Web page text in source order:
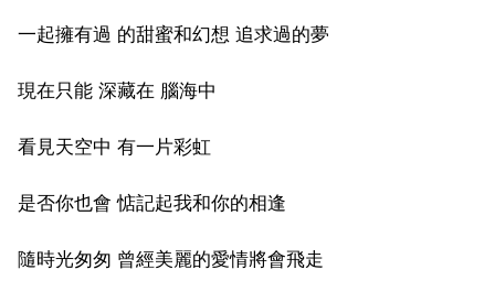
一起擁有過 的甜蜜和幻想 追求過的夢
現在只能 深藏在 腦海中
看見天空中 有一片彩虹
是否你也會 惦記起我和你的相逢
隨時光匆匆 曾經美麗的愛情將會飛走